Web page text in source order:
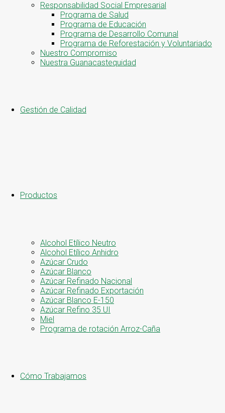
Responsabilidad Social Empresarial
Programa de Salud
Programa de Educación
Programa de Desarrollo Comunal
Programa de Reforestación y Voluntariado
Nuestro Compromiso
Nuestra Guanacastequidad
Gestión de Calidad
Productos
Alcohol Etílico Neutro
Alcohol Etílico Anhidro
Azúcar Crudo
Azúcar Blanco
Azúcar Refinado Nacional
Azúcar Refinado Exportación
Azúcar Blanco E-150
Azúcar Refino 35 UI
Miel
Programa de rotación Arroz-Caña
Cómo Trabajamos